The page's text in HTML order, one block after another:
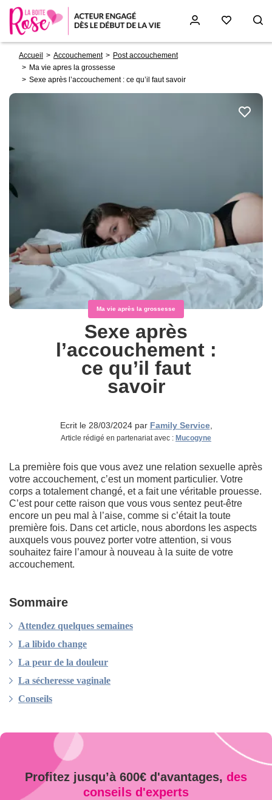
contenu
d'Ariane
Accueil Accouchement
Post accouchement
Ma vie apres la grossesse
Sexe après l’accouchement : ce qu’il faut savoir
Ma vie après la grossesse
Sexe après
l’accouchement :
ce qu’il faut
savoir
Ecrit le 28/03/2024 par Family Service,
Article rédigé en partenariat avec : Mucogyne
La première fois que vous avez une relation sexuelle après
votre accouchement, c’est un moment particulier. Votre
corps a totalement changé, et a fait une véritable prouesse.
C’est pour cette raison que vous vous sentez peut-être
encore un peu mal à l’aise, comme si c’était la toute
première fois. Dans cet article, nous abordons les aspects
auxquels vous pouvez porter votre attention, si vous
souhaitez faire l’amour à nouveau à la suite de votre
accouchement.
Sommaire
Attendez quelques semaines
La libido change
La peur de la douleur
La sécheresse vaginale
Conseils
Profitez jusqu’à 600€ d'avantages, des
conseils d'experts